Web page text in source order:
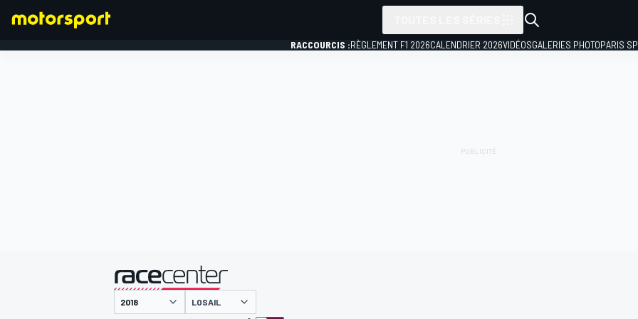
RACCOURCIS :RÈGLEMENT F1 2026CALENDRIER 2026VIDÉOSGALERIES PHOTOPARIS
présenté par
LOSAIL